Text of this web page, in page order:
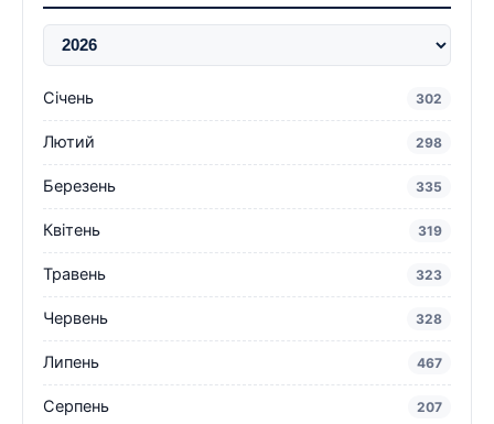
Січень 302
Лютий 298
Березень 335
Квітень 319
Травень 323
Червень 328
Липень 467
Серпень 207